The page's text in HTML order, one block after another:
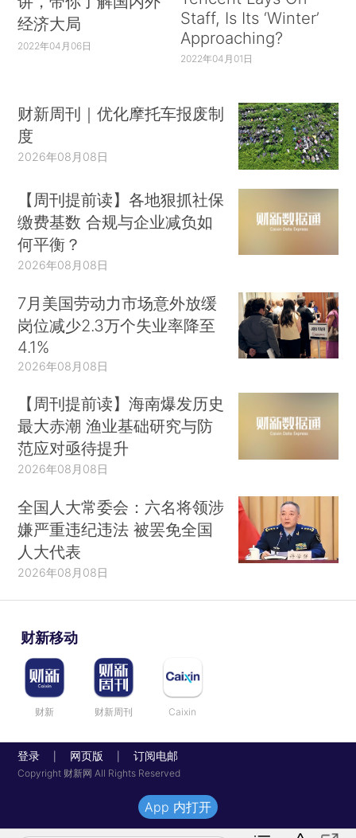
经济大局
2022年04月06日
Staff, Is Its ‘Winter’
Approaching?
2022年04月01日
财新周刊｜优化摩托车报废制
度
2026年08月08日
【周刊提前读】各地狠抓社保
缴费基数 合规与企业减负如
何平衡？
2026年08月08日
7月美国劳动力市场意外放缓
岗位减少2.3万个失业率降至
4.1%
2026年08月08日
【周刊提前读】海南爆发历史
最大赤潮 渔业基础研究与防
范应对亟待提升
2026年08月08日
全国人大常委会：六名将领涉
嫌严重违纪违法 被罢免全国
人大代表
2026年08月08日
财新移动
财新 财新周刊 Caixin
登录 网页版 订阅电邮
Copyright 财新网 All Rights Reserved
App 内打开